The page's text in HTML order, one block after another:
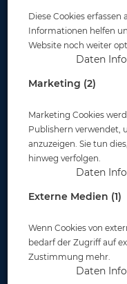
Diese Cookies
Informationen helfen
Website noch weiter
Daten
Marketing (2)
Marketing Cookies
Publishern verwendet,
anzuzeigen. Sie tun
hinweg verfolgen.
Daten
Externe Medien (1)
Wenn Cookies von
bedarf der Zugriff auf
Zustimmung mehr.
Daten